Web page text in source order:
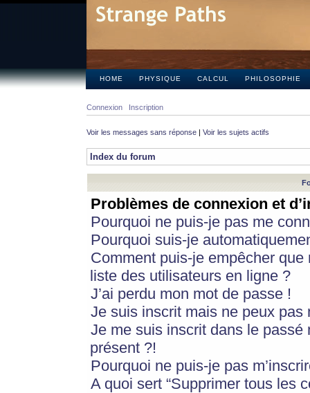
HOME PHYSIQUE CALCUL PHILOSOPHIE
Connexion Inscription
Voir les messages sans réponse | Voir les sujets actifs
Index du forum
Problèmes de connexion et
Pourquoi ne puis-je pas me
Pourquoi suis-je
Comment puis-je empêcher
liste des utilisateurs en ligne ?
J’ai perdu mon mot de passe !
Je suis inscrit mais ne peux pas
Je me suis inscrit dans le
présent ?!
Pourquoi ne puis-je pas
A quoi sert “Supprimer tous les